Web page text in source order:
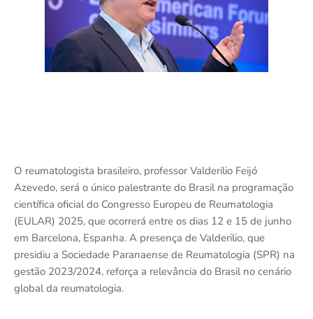
O reumatologista brasileiro, professor Valderilio Feijó
Azevedo, será o único palestrante do Brasil na programação
científica oficial do Congresso Europeu de Reumatologia
(EULAR) 2025, que ocorrerá entre os dias 12 e 15 de junho
em Barcelona, Espanha. A presença de Valderilio, que
presidiu a Sociedade Paranaense de Reumatologia (SPR) na
gestão 2023/2024, reforça a relevância do Brasil no cenário
global da reumatologia.